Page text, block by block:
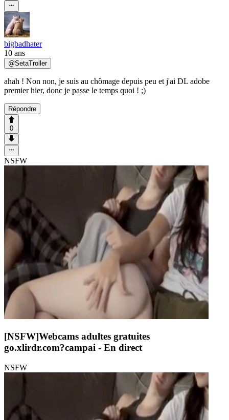
bigbadhater
10 ans
@SetaTroller
ahah ! Non non, je suis au chômage depuis peu et j'ai DL adobe
premier hier, donc je passe le temps quoi ! ;)
Répondre
0
NSFW
[NSFW]Webcams adultes gratuites
go.xlirdr.com?campai - En direct
NSFW